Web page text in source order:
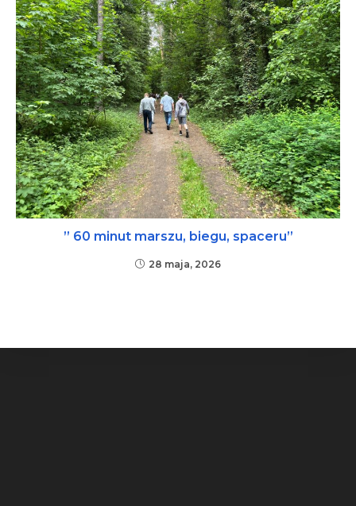
” 60 minut marszu, biegu, spaceru”
28 maja, 2026